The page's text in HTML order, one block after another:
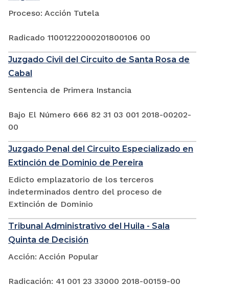
Proceso: Acción Tutela
Radicado 11001222000201800106 00
Juzgado Civil del Circuito de Santa Rosa de
Cabal
Sentencia de Primera Instancia
Bajo El Número 666 82 31 03 001 2018-00202-
00
Juzgado Penal del Circuito Especializado en
Extinción de Dominio de Pereira
Edicto emplazatorio de los terceros
indeterminados dentro del proceso de
Extinción de Dominio
Tribunal Administrativo del Huila - Sala
Quinta de Decisión
Acción: Acción Popular
Radicación: 41 001 23 33000 2018-00159-00